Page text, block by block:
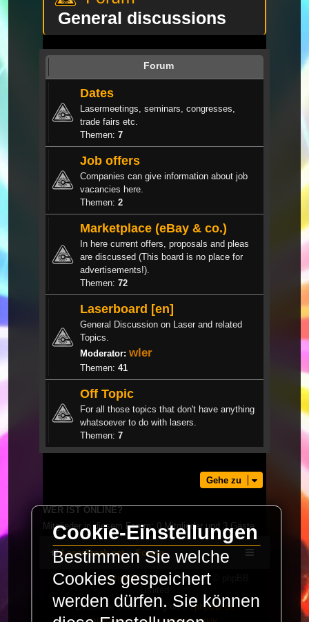
General discussions
Forum
Dates
Lasermeetings, seminars, congresses,
trade fairs etc.
Themen: 7
Job offers
Companies can give information about job
vacancies here.
Themen: 2
Marketplace (eBay & co.)
In here current offers, proposals and pleas
are discussed (This board is no place for
advertisements!).
Themen: 72
Laserboard [en]
General Discussion on Laser and related
Topics.
Moderator: wler
Themen: 41
Off Topic
For all those topics that don't have anything
whatsoever to do with lasers.
Themen: 7
Gehe zu
WER IST ONLINE?
Mitglieder in diesem Forum: 0 Mitglieder und 3 Gäste
LaserFreak.net Forum
Powered byphpBB® Forum Software © phpBB
Limited
Deutsche Übersetzung durchphpBB.de
Cookie-Einstellungen
Bestimmen Sie welche
Cookies gespeichert
werden dürfen. Sie können